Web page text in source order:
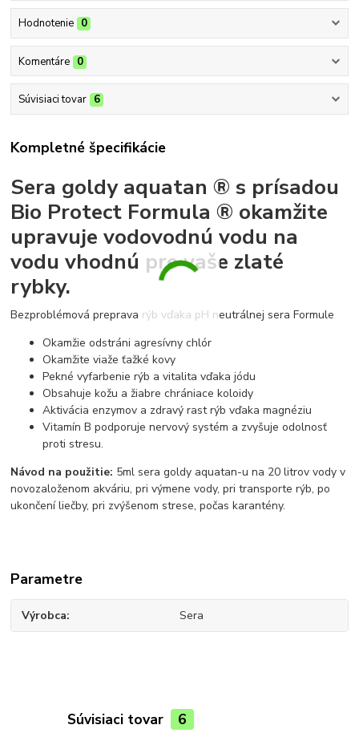
Hodnotenie 0
Komentáre 0
Súvisiaci tovar 6
Kompletné špecifikácie
Sera goldy aquatan ® s prísadou
Bio Protect Formula ® okamžite
upravuje vodovodnú vodu na
vodu vhodnú pre vaše zlaté
rybky.
Bezproblémová preprava rýb vďaka pH neutrálnej sera Formule
Okamžie odstráni agresívny chlór
Okamžite viaže ťažké kovy
Pekné vyfarbenie rýb a vitalita vďaka jódu
Obsahuje kožu a žiabre chrániace koloidy
Aktivácia enzymov a zdravý rast rýb vďaka magnéziu
Vitamín B podporuje nervový systém a zvyšuje odolnosť
proti stresu.
Návod na použitie: 5ml sera goldy aquatan-u na 20 litrov vody v
novozaloženom akváriu, pri výmene vody, pri transporte rýb, po
ukončení liečby, pri zvýšenom strese, počas karantény.
Parametre
Výrobca Sera
Súvisiaci tovar 6